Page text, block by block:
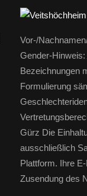
Vor-/
Gender-
Bezeichnungen
Formulierung
Gürz Die
ausschließlich
Plattform. Ihre
Zusendung des